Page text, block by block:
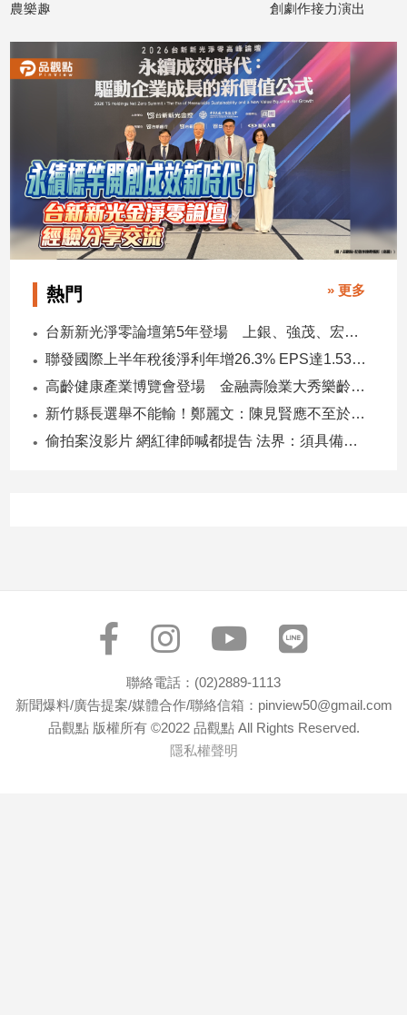
影
科
運
動
物
Pet
音
專
區
合
的
育樂團發
熱門 » 更多
台新新光淨零論壇第5年登場 上銀、強茂、宏碁、金寶經驗分享！
聯發國際上半年稅後淨利年增26.3% EPS達1.53元 下半年茶飲與餐食齊發 營運可望逐季上升
高齡健康產業博覽會登場 金融壽險業大秀樂齡金融服務！
新竹縣長選舉不能輸！鄭麗文：陳見賢應不至於親痛仇快
偷拍案沒影片 網紅律師喊都提告 法界：須具備侵權要件
聯絡電話：(02)2889-1113
新聞爆料/廣告提案/媒體合作/聯絡信箱：pinview50@gmail.com
品觀點 版權所有 ©2022 品觀點 All Rights Reserved.
隱私權聲明